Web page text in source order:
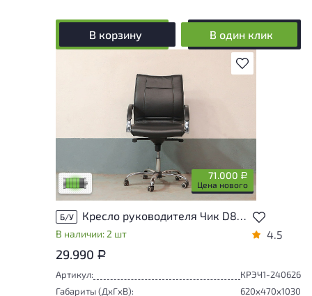
В корзину В один клик
В избранное
71.000 Р
Цена нового
У товара присутствуют незначительные
следы эксплуатации, не влияющие на
удобство его использования
Низкая степень износа
Б/У
В наличии: 2 шт 4.5
29.990 Р
Артикул:
КРЭЧ1-240626
Габариты (ДxГxВ):
620x470x1030